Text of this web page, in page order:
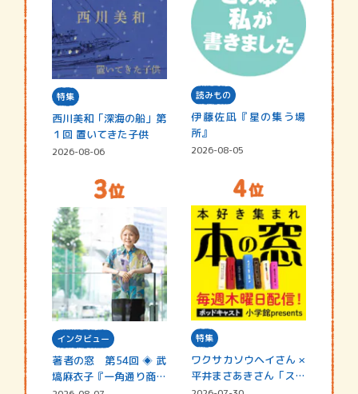
特集
西川美和「深海の船」第
１回 置いてきた子供
2026-08-06
読みもの
伊藤佐凪『星の集う場
所』
2026-08-05
インタビュー
著者の窓 第54回 ◈ 武
塙麻衣子『一角通り商店
特集
ワクサカソウヘイさん ×
平井まさあきさん「スペ